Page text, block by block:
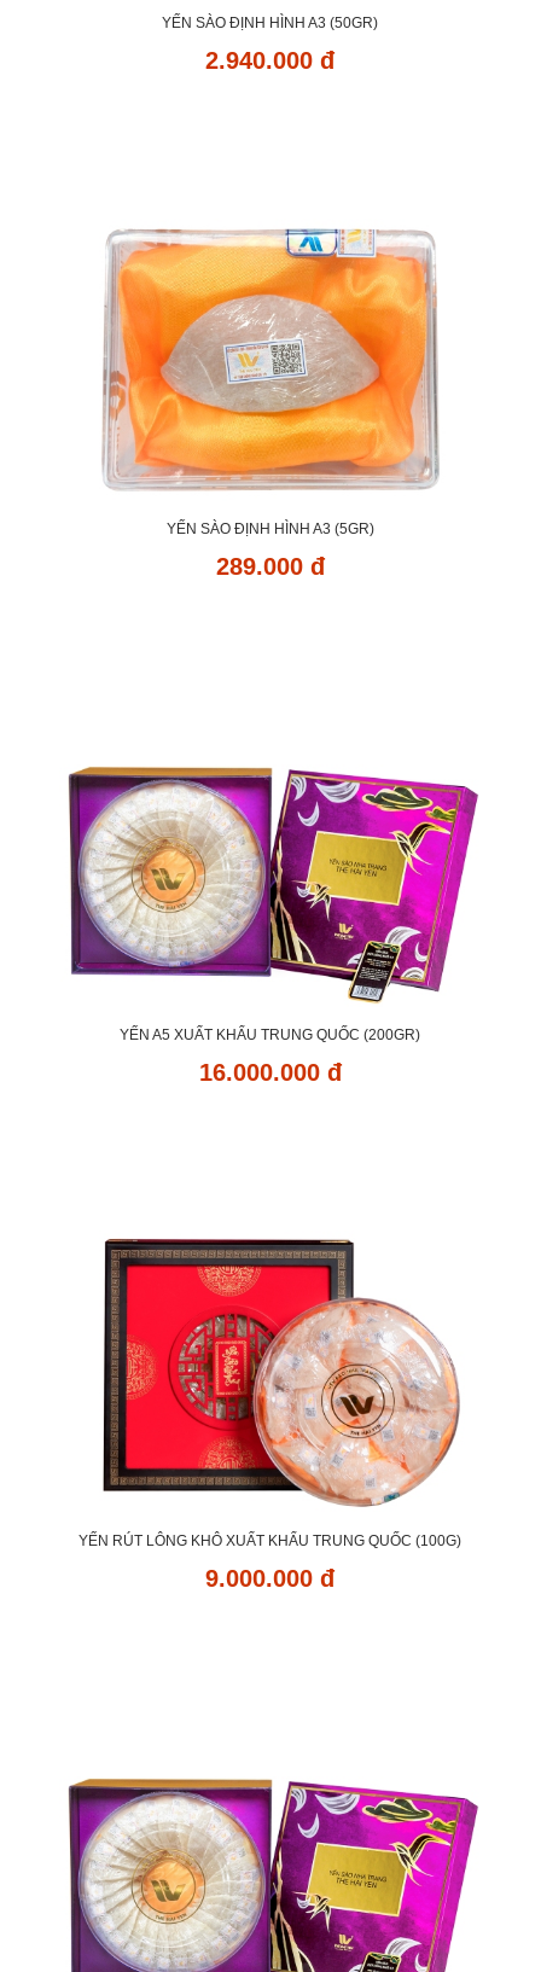
YẾN SÀO ĐỊNH HÌNH A3 (50GR)
2.940.000 đ
YẾN SÀO ĐỊNH HÌNH A3 (5GR)
289.000 đ
YẾN A5 XUẤT KHẨU TRUNG QUỐC (200GR)
16.000.000 đ
YẾN RÚT LÔNG KHÔ XUẤT KHẨU TRUNG QUỐC (100G)
9.000.000 đ